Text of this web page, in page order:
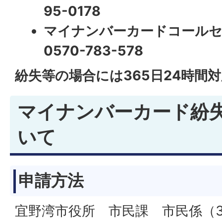
95-0178
マイナンバーカードコール
0570-783-578
紛失等の場合には365日24時間
マイナンバーカード紛
いて
申請方法
宜野湾市役所 市民課 市民係（